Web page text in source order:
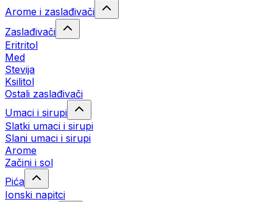
Arome i zaslađivači
Zaslađivači
Eritritol
Med
Stevija
Ksilitol
Ostali zaslađivači
Umaci i sirupi
Slatki umaci i sirupi
Slani umaci i sirupi
Arome
Začini i sol
Pića
Ionski napitci